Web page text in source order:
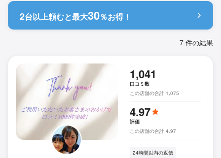
2台以上頼むと最大30％お得！
7 件の結果
1,041
口コミ数
この店舗の合計 1,075
4.97
評価
この店舗の合計 4.97
24時間以内の返信